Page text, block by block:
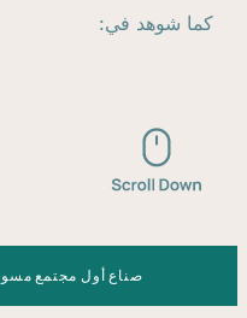
شوهد في:
صناع أول مجتمع مسور في